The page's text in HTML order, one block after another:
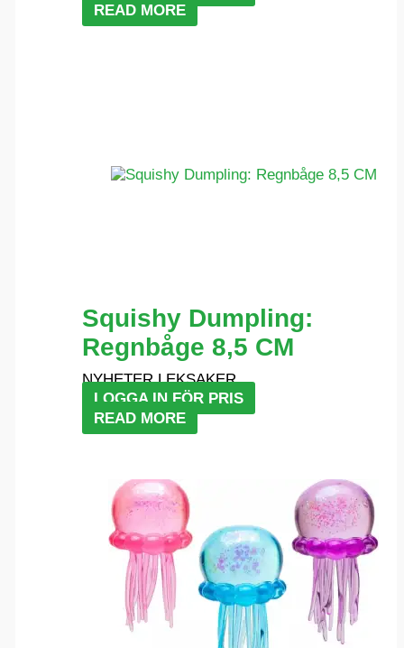
READ MORE
Squishy Dumpling:
Regnbåge 8,5 CM
NYHETER LEKSAKER
LOGGA IN FÖR PRIS
READ MORE